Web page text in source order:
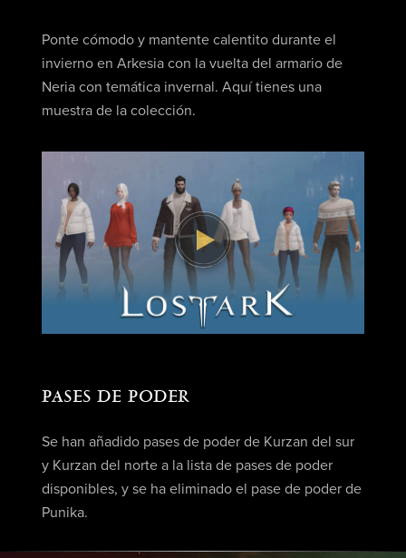
Ponte cómodo y mantente calentito durante el
invierno en Arkesia con la vuelta del armario de
Neria con temática invernal. Aquí tienes una
muestra de la colección.
PASES DE PODER
Se han añadido pases de poder de Kurzan del sur
y Kurzan del norte a la lista de pases de poder
disponibles, y se ha eliminado el pase de poder de
Punika.